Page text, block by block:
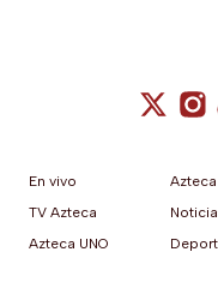
En vivo
TV Azteca
Azteca UNO
Azteca